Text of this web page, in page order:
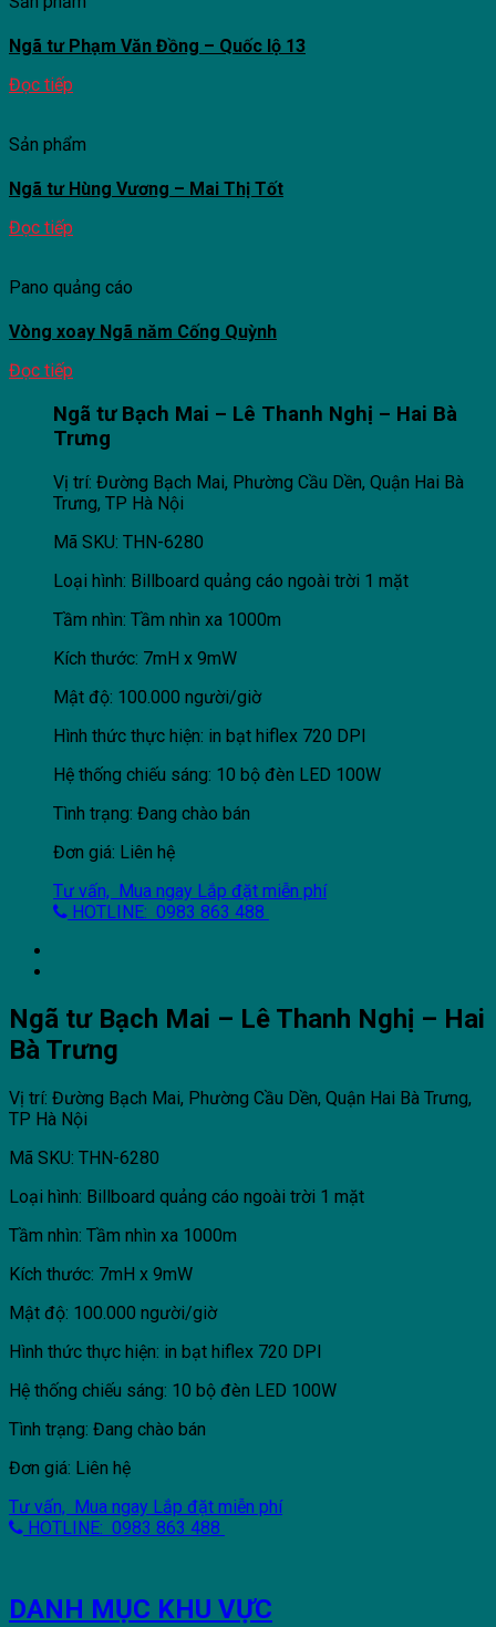
Ngã tư Phạm Văn Đồng – Quốc lộ 13
Đọc tiếp
Sản phẩm
Ngã tư Hùng Vương – Mai Thị Tốt
Đọc tiếp
Pano quảng cáo
Vòng xoay Ngã năm Cống Quỳnh
Đọc tiếp
Ngã tư Bạch Mai – Lê Thanh Nghị – Hai Bà
Trưng
Vị trí: Đường Bạch Mai, Phường Cầu Dền, Quận Hai Bà
Trưng, TP Hà Nội
Mã SKU: THN-6280
Loại hình: Billboard quảng cáo ngoài trời 1 mặt
Tầm nhìn: Tầm nhìn xa 1000m
Kích thước: 7mH x 9mW
Mật độ: 100.000 người/giờ
Hình thức thực hiện: in bạt hiflex 720 DPI
Hệ thống chiếu sáng: 10 bộ đèn LED 100W
Tình trạng: Đang chào bán
Đơn giá: Liên hệ
Tư vấn, Mua ngay Lắp đặt miễn phí
HOTLINE: 0983 863 488
Ngã tư Bạch Mai – Lê Thanh Nghị – Hai
Bà Trưng
Vị trí: Đường Bạch Mai, Phường Cầu Dền, Quận Hai Bà Trưng,
TP Hà Nội
Mã SKU: THN-6280
Loại hình: Billboard quảng cáo ngoài trời 1 mặt
Tầm nhìn: Tầm nhìn xa 1000m
Kích thước: 7mH x 9mW
Mật độ: 100.000 người/giờ
Hình thức thực hiện: in bạt hiflex 720 DPI
Hệ thống chiếu sáng: 10 bộ đèn LED 100W
Tình trạng: Đang chào bán
Đơn giá: Liên hệ
Tư vấn, Mua ngay Lắp đặt miễn phí
HOTLINE: 0983 863 488
DANH MỤC KHU VỰC